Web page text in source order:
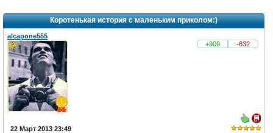
Коротенькая история с маленьким приколом:)
alcapone555
+909
-632
22 Март 2013 23:49